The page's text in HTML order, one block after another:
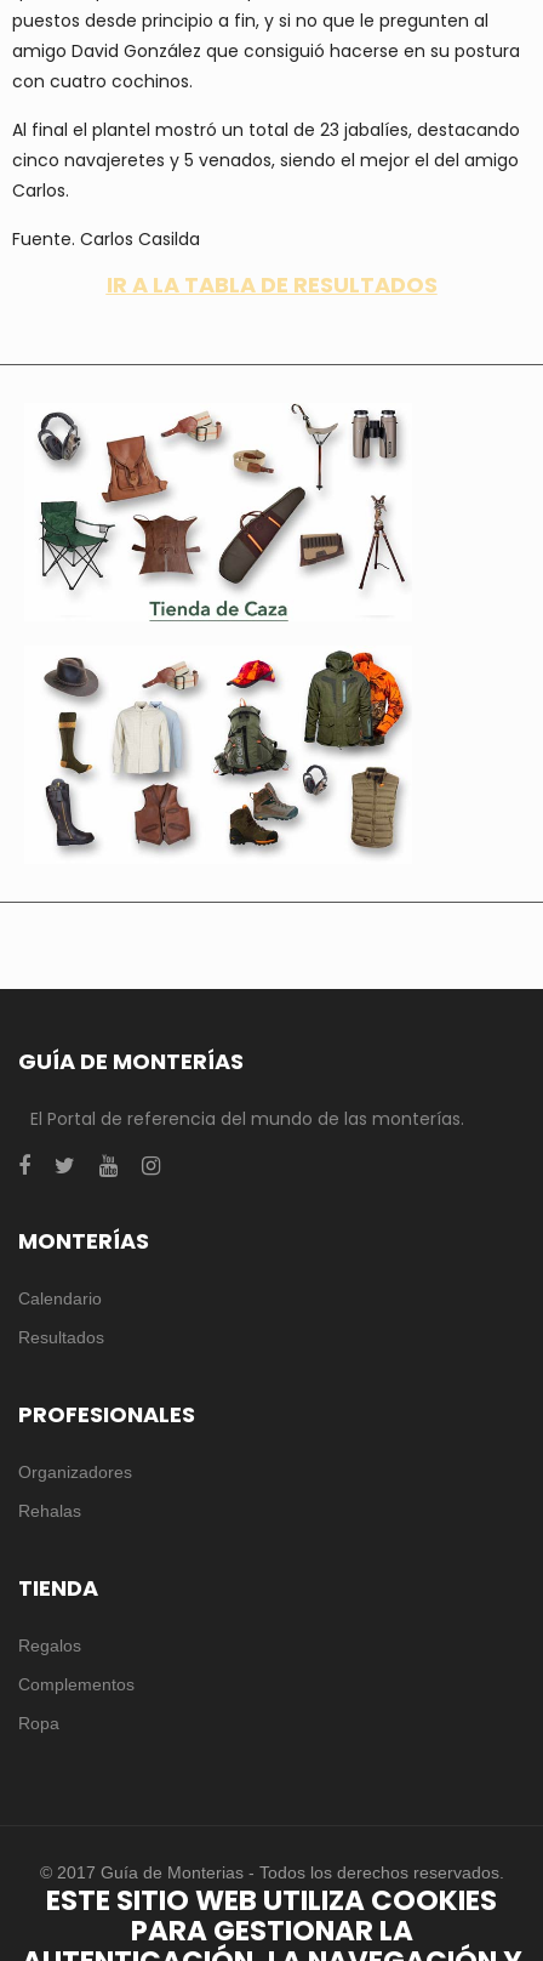
puestos desde principio a fin, y si no que le pregunten al
amigo David González que consiguió hacerse en su postura
con cuatro cochinos.
Al final el plantel mostró un total de 23 jabalíes, destacando
cinco navajeretes y 5 venados, siendo el mejor el del amigo
Carlos.
Fuente. Carlos Casilda
IR A LA TABLA DE RESULTADOS
GUÍA DE MONTERÍAS
El Portal de referencia del mundo de las monterías.
MONTERÍAS
Calendario
Resultados
PROFESIONALES
Organizadores
Rehalas
TIENDA
Regalos
Complementos
Ropa
© 2017 Guía de Monterias - Todos los derechos reservados.
ESTE SITIO WEB UTILIZA COOKIES
PARA GESTIONAR LA